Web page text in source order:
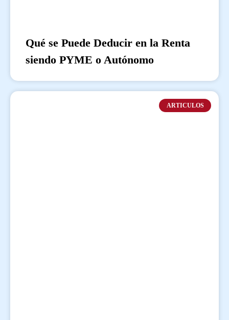
Qué se Puede Deducir en la Renta
siendo PYME o Autónomo
ARTICULOS